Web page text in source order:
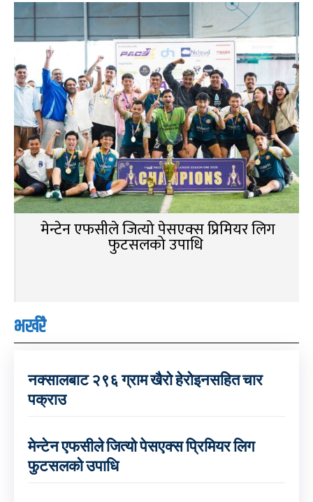
मेन्टेन एफसीले जित्यो पेसएक्स प्रिमियर लिग
फुटसलको उपाधि
भर्खरै
नक्सालबाट २९६ ग्राम खैरो हेरोइनसहित चार
पक्राउ
मेन्टेन एफसीले जित्यो पेसएक्स प्रिमियर लिग
फुटसलको उपाधि